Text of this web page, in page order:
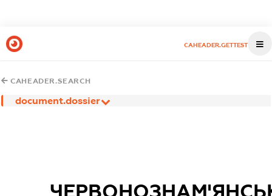
CAHEADER.GETTEST
CAHEADER.SEARCH
document.dossier